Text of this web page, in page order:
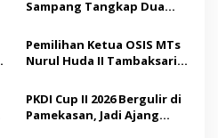
Sampang Tangkap Dua
Pemilihan Ketua OSIS MTs
Nurul Huda II Tambaksari
Demokrasi bagi Siswa
PKDI Cup II 2026 Bergulir di
Pamekasan, Jadi Ajang